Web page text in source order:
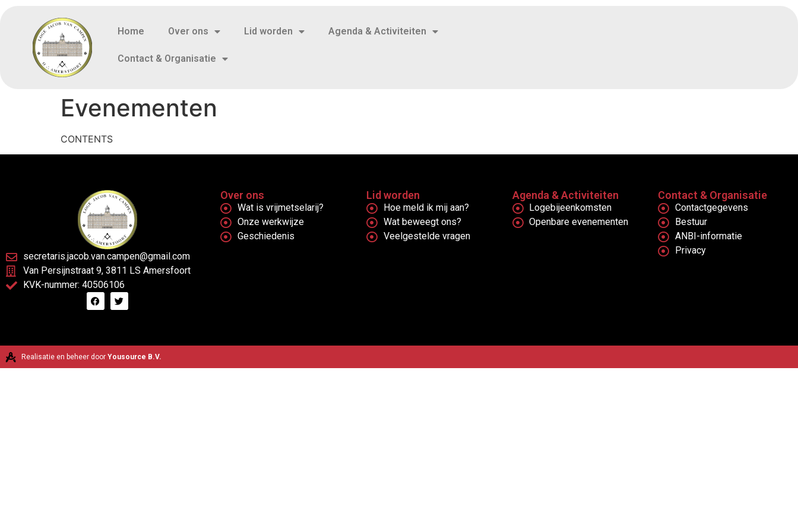
Home Over ons Lid worden Agenda & Activiteiten
Contact & Organisatie
Evenementen
CONTENTS
secretaris.jacob.van.campen@gmail.com
Van Persijnstraat 9, 3811 LS Amersfoort
KVK-nummer: 40506106
Over ons
Wat is vrijmetselarij?
Onze werkwijze
Geschiedenis
Lid worden
Hoe meld ik mij aan?
Wat beweegt ons?
Veelgestelde vragen
Agenda & Activiteiten
Logebijeenkomsten
Openbare evenementen
Contact & Organisatie
Contactgegevens
Bestuur
ANBI-informatie
Privacy
Realisatie en beheer doorYousource B.V.